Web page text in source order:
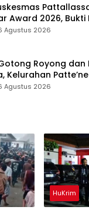
Award 2026, Bukti
Pelayanan
Agustus 2026
Royong dan
Kelurahan
Award 2026
Agustus 2026
HuKrim